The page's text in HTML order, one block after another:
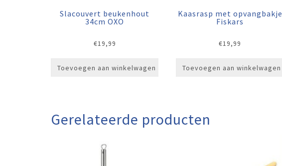
Slacouvert beukenhout
34cm OXO
€19,99
Toevoegen aan winkelwagen
Kaasrasp met opvangbakje
Fiskars
€19,99
Toevoegen aan winkelwagen
Gerelateerde producten